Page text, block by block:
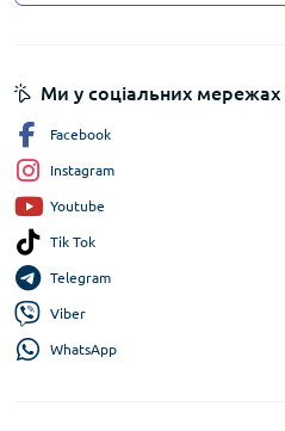
Ми у соціальних мережах
Facebook
Instagram
Youtube
Tik Tok
Telegram
Viber
WhatsApp